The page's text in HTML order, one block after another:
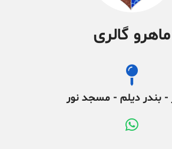
ماهرو گالری
- بندر دیلم - مسجد نور